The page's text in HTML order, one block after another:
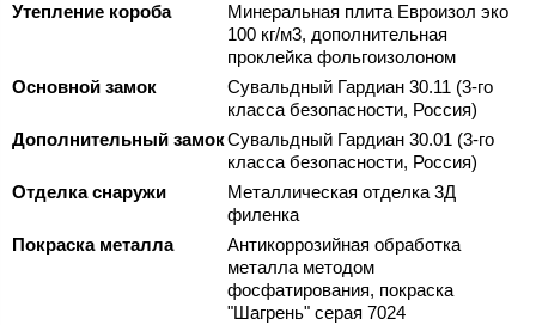
Утепление короба
Минеральная плита Евроизол эко
100 кг/м3, дополнительная
проклейка фольгоизолоном
Основной замок
Сувальдный Гардиан 30.11 (3-го
класса безопасности, Россия)
Дополнительный замокСувальдный Гардиан 30.01 (3-го
класса безопасности, Россия)
Отделка снаружи
Металлическая отделка 3Д
филенка
Покраска металла
Антикоррозийная обработка
металла методом
фосфатирования, покраска
"Шагрень" серая 7024